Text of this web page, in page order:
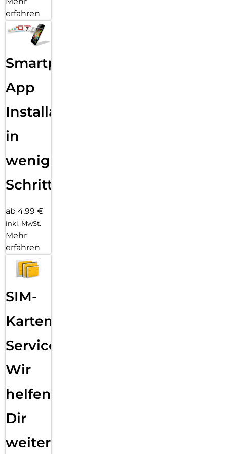
erfahren
Smartphone
App
Installation
in
wenigen
Schritten
ab 4,99 €
inkl. MwSt.
Mehr
erfahren
SIM-
Karten
Service:
Wir
helfen
Dir
weiter